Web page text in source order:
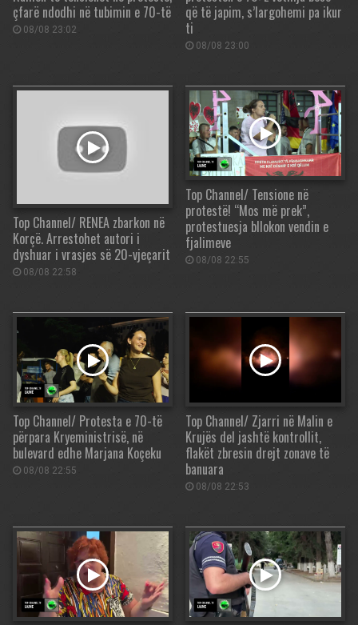
çfarë ndodhi në tubimin e 70-të
08/08 23:02
që të japim, s’largohemi pa ikur
ti
08/08 23:00
Top Channel/ RENEA zbarkon në
Korçë. Arrestohet autori i
dyshuar i vrasjes së 20-vjeçarit
08/08 22:58
Top Channel/ Tensione në
protestë! “Mos më prek”,
protestuesja bllokon vendin e
fjalimeve
08/08 22:55
Top Channel/ Protesta e 70-të
përpara Kryeministrisë, në
bulevard edhe Marjana Koçeku
08/08 22:55
Top Channel/ Zjarri në Malin e
Krujës del jashtë kontrollit,
flakët zbresin drejt zonave të
banuara
08/08 22:53